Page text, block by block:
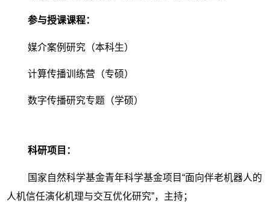
参与授课课程：
媒介案例研究（本科生）
计算传播训练营（专硕）
数字传播研究专题（学硕）
科研项目：
国家自然科学基金青年科学基金项目“面向伴老机器人的
人机信任演化机理与交互优化研究”，主持；